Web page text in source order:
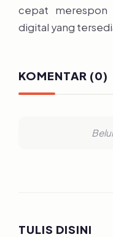
cepat merespon
digital yang
KOMENTAR (0)
TULIS DISINI